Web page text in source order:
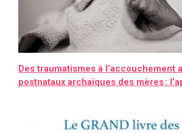
Des traumatismes à l’accouchement
postnataux archaïques des mères :